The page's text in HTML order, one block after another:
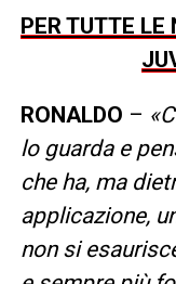
PER TUTTE
RONALDO –
lo guarda e
che ha, ma
applicazione,
non si